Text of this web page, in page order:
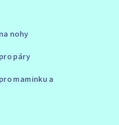
nohy
páry
maminku a